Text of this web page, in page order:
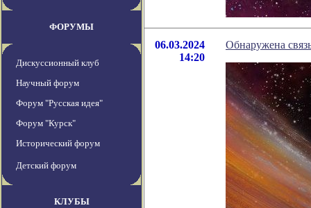
ФОРУМЫ
Дискуссионный клуб
Научный форум
Форум "Русская идея"
Форум "Курск"
Исторический форум
Детский форум
КЛУБЫ
06.03.2024
14:20
Обнаружена